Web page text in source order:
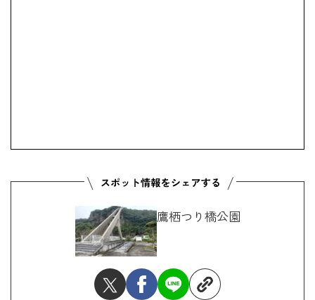
鷹栖つり橋公園